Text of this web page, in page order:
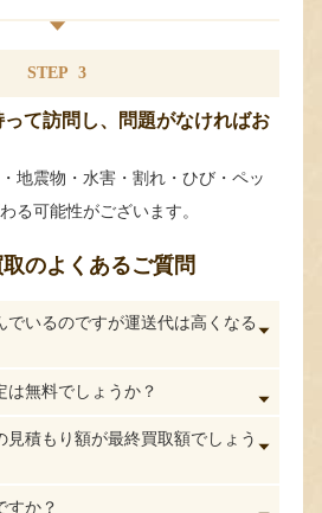
STEP 3
て訪問し、問題がなければお
地震物・水害・割れ・ひび・ペッ
る可能性がございます。
のよくあるご質問
でいるのですが運送代は高くなる
は無料でしょうか？
見積もり額が最終買取額でしょう
すか？